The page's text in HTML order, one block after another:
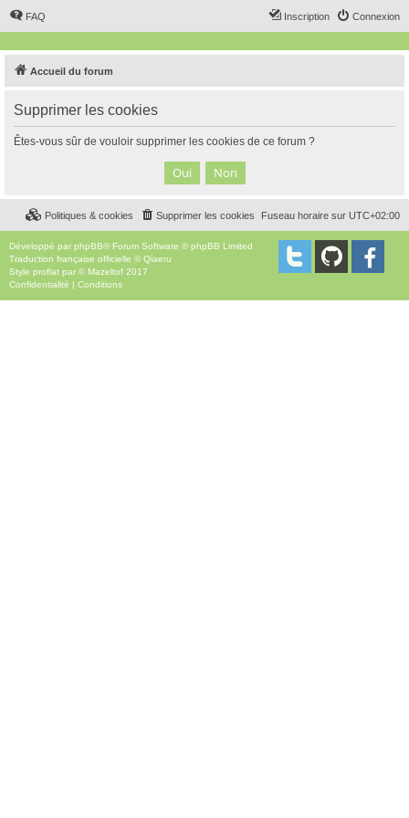
FAQ Connexion
Inscription
Accueil du forum
Supprimer les cookies
Êtes-vous sûr de vouloir supprimer les cookies de ce forum ?
Fuseau horaire sur UTC+02:00
Supprimer les cookies
Politiques & cookies
Développé par phpBB® Forum Software © phpBB Limited
Traduction française officielle ©Qiaeru
Style proflat par © Mazeltof 2017
Confidentialité | Conditions